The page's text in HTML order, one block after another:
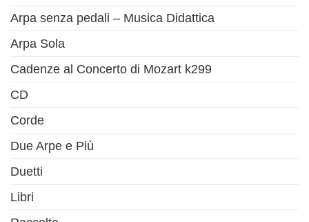
Arpa senza pedali – Musica Didattica
Arpa Sola
Cadenze al Concerto di Mozart k299
CD
Corde
Due Arpe e Più
Duetti
Libri